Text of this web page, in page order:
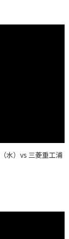
水）vs 三菱重工浦